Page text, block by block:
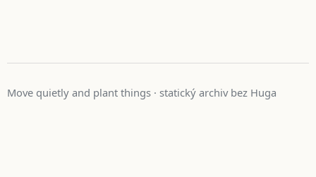
Move quietly and plant things · statický archiv bez Huga